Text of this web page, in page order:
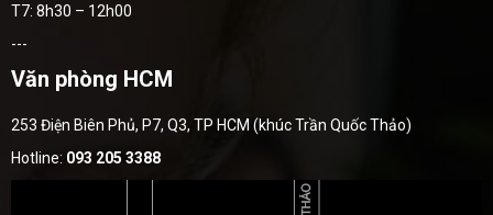
T7: 8h30 – 12h00
---
Văn phòng HCM
253 Điện Biên Phủ, P7, Q3, TP HCM (khúc Trần Quốc Thảo)
Hotline: 093 205 3388